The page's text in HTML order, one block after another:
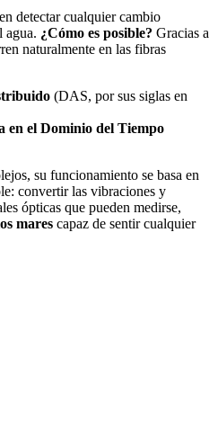
detectar cualquier cambio
agua. ¿Cómo es posible? Gracias a
naturalmente en las fibras
(DAS, por sus siglas en
en el Dominio del Tiempo
su funcionamiento se basa en
convertir las vibraciones y
ópticas que pueden medirse,
mares capaz de sentir cualquier